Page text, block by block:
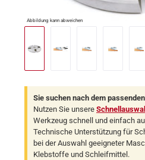
Abbildung kann abweichen
Sie suchen nach dem
Nutzen Sie unsere
Werkzeug schnell und einfach
Technische Unterstützung für
bei der Auswahl geeigneter
Klebstoffe und Schleifmittel.